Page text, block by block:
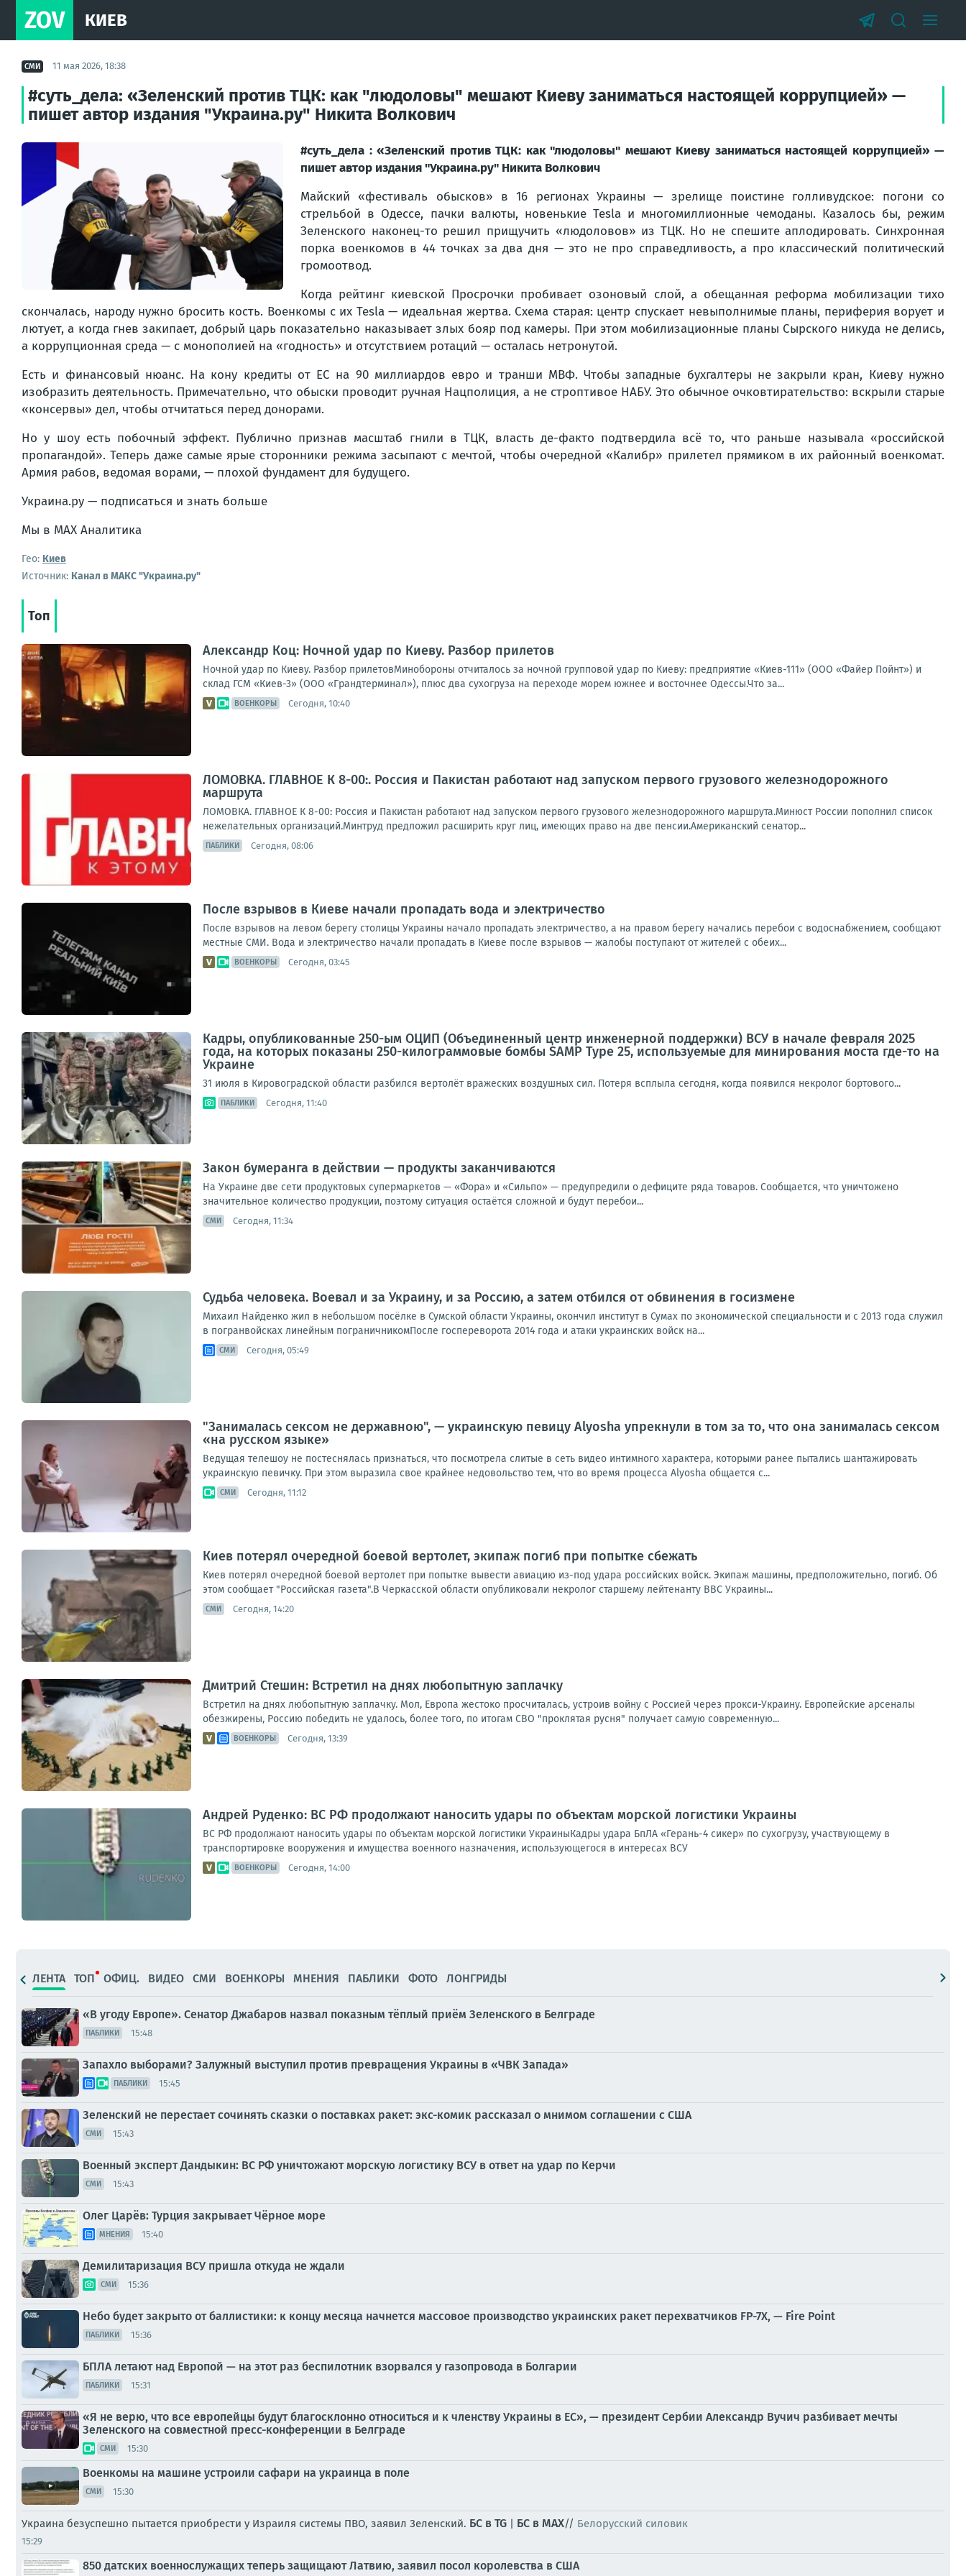
ZOV КИЕВ
СМИ 11 мая 2026, 18:38
#суть_дела: «Зеленский против ТЦК: как "людоловы" мешают Киеву заниматься настоящей коррупцией» —
пишет автор издания "Украина.ру" Никита Волкович
#суть_дела : «Зеленский против ТЦК: как "людоловы" мешают Киеву заниматься настоящей коррупцией» —
пишет автор издания "Украина.ру" Никита Волкович
Майский «фестиваль обысков» в 16 регионах Украины — зрелище поистине голливудское: погони со
стрельбой в Одессе, пачки валюты, новенькие Tesla и многомиллионные чемоданы. Казалось бы, режим
Зеленского наконец-то решил прищучить «людоловов» из ТЦК. Но не спешите аплодировать. Синхронная
порка военкомов в 44 точках за два дня — это не про справедливость, а про классический политический
громоотвод.
Когда рейтинг киевской Просрочки пробивает озоновый слой, а обещанная реформа мобилизации тихо
скончалась, народу нужно бросить кость. Военкомы с их Tesla — идеальная жертва. Схема старая: центр спускает невыполнимые планы, периферия ворует и
лютует, а когда гнев закипает, добрый царь показательно наказывает злых бояр под камеры. При этом мобилизационные планы Сырского никуда не делись,
а коррупционная среда — с монополией на «годность» и отсутствием ротаций — осталась нетронутой.
Есть и финансовый нюанс. На кону кредиты от ЕС на 90 миллиардов евро и транши МВФ. Чтобы западные бухгалтеры не закрыли кран, Киеву нужно
изобразить деятельность. Примечательно, что обыски проводит ручная Нацполиция, а не строптивое НАБУ. Это обычное очковтирательство: вскрыли старые
«консервы» дел, чтобы отчитаться перед донорами.
Но у шоу есть побочный эффект. Публично признав масштаб гнили в ТЦК, власть де-факто подтвердила всё то, что раньше называла «российской
пропагандой». Теперь даже самые ярые сторонники режима засыпают с мечтой, чтобы очередной «Калибр» прилетел прямиком в их районный военкомат.
Армия рабов, ведомая ворами, — плохой фундамент для будущего.
Украина.ру — подписаться и знать больше
Мы в MAX Аналитика
Гео: Киев
Источник: Канал в МАКС "Украина.ру"
Топ
Александр Коц: Ночной удар по Киеву. Разбор прилетов
Ночной удар по Киеву. Разбор прилетовМинобороны отчиталось за ночной групповой удар по Киеву: предприятие «Киев-111» (ООО «Файер Пойнт») и
склад ГСМ «Киев-3» (ООО «Грандтерминал»), плюс два сухогруза на переходе морем южнее и восточнее Одессы.Что за...
ВОЕНКОРЫ Сегодня, 10:40
ЛОМОВКА. ГЛАВНОЕ К 8-00:. Россия и Пакистан работают над запуском первого грузового железнодорожного
маршрута
ЛОМОВКА. ГЛАВНОЕ К 8-00: Россия и Пакистан работают над запуском первого грузового железнодорожного маршрута.Минюст России пополнил список
нежелательных организаций.Минтруд предложил расширить круг лиц, имеющих право на две пенсии.Американский сенатор...
ПАБЛИКИ Сегодня, 08:06
После взрывов в Киеве начали пропадать вода и электричество
После взрывов на левом берегу столицы Украины начало пропадать электричество, а на правом берегу начались перебои с водоснабжением, сообщают
местные СМИ. Вода и электричество начали пропадать в Киеве после взрывов — жалобы поступают от жителей с обеих...
ВОЕНКОРЫ Сегодня, 03:45
Кадры, опубликованные 250-ым ОЦИП (Объединенный центр инженерной поддержки) ВСУ в начале февраля 2025
года, на которых показаны 250-килограммовые бомбы SAMP Type 25, используемые для минирования моста где-то на
Украине
31 июля в Кировоградской области разбился вертолёт вражеских воздушных сил. Потеря всплыла сегодня, когда появился некролог бортового...
ПАБЛИКИ Сегодня, 11:40
Закон бумеранга в действии — продукты заканчиваются
На Украине две сети продуктовых супермаркетов — «Фора» и «Сильпо» — предупредили о дефиците ряда товаров. Сообщается, что уничтожено
значительное количество продукции, поэтому ситуация остаётся сложной и будут перебои...
СМИ Сегодня, 11:34
Судьба человека. Воевал и за Украину, и за Россию, а затем отбился от обвинения в госизмене
Михаил Найденко жил в небольшом посёлке в Сумской области Украины, окончил институт в Сумах по экономической специальности и с 2013 года служил
в погранвойсках линейным пограничникомПосле госпереворота 2014 года и атаки украинских войск на...
СМИ Сегодня, 05:49
"Занималась сексом не державною", — украинскую певицу Alyosha упрекнули в том за то, что она занималась сексом
«на русском языке»
Ведущая телешоу не постеснялась признаться, что посмотрела слитые в сеть видео интимного характера, которыми ранее пытались шантажировать
украинскую певичку. При этом выразила свое крайнее недовольство тем, что во время процесса Alyosha общается с...
СМИ Сегодня, 11:12
Киев потерял очередной боевой вертолет, экипаж погиб при попытке сбежать
Киев потерял очередной боевой вертолет при попытке вывести авиацию из-под удара российских войск. Экипаж машины, предположительно, погиб. Об
этом сообщает "Российская газета".В Черкасской области опубликовали некролог старшему лейтенанту ВВС Украины...
СМИ Сегодня, 14:20
Дмитрий Стешин: Встретил на днях любопытную заплачку
Встретил на днях любопытную заплачку. Мол, Европа жестоко просчиталась, устроив войну с Россией через прокси-Украину. Европейские арсеналы
обезжирены, Россию победить не удалось, более того, по итогам СВО "проклятая русня" получает самую современную...
ВОЕНКОРЫ Сегодня, 13:39
Андрей Руденко: ВС РФ продолжают наносить удары по объектам морской логистики Украины
ВС РФ продолжают наносить удары по объектам морской логистики УкраиныКадры удара БпЛА «Герань-4 сикер» по сухогрузу, участвующему в
транспортировке вооружения и имущества военного назначения, использующегося в интересах ВСУ
ВОЕНКОРЫ Сегодня, 14:00
ЛЕНТА ТОП ОФИЦ. ВИДЕО СМИ ВОЕНКОРЫ МНЕНИЯ ПАБЛИКИ ФОТО ЛОНГРИДЫ
«В угоду Европе». Сенатор Джабаров назвал показным тёплый приём Зеленского в Белграде
ПАБЛИКИ 15:48
Запахло выборами? Залужный выступил против превращения Украины в «ЧВК Запада»
ПАБЛИКИ 15:45
Зеленский не перестает сочинять сказки о поставках ракет: экс-комик рассказал о мнимом соглашении с США
СМИ 15:43
Военный эксперт Дандыкин: ВС РФ уничтожают морскую логистику ВСУ в ответ на удар по Керчи
СМИ 15:43
Олег Царёв: Турция закрывает Чёрное море
МНЕНИЯ 15:40
Демилитаризация ВСУ пришла откуда не ждали
СМИ 15:36
Небо будет закрыто от баллистики: к концу месяца начнется массовое производство украинских ракет перехватчиков FP-7X, — Fire Point
ПАБЛИКИ 15:36
БПЛА летают над Европой — на этот раз беспилотник взорвался у газопровода в Болгарии
ПАБЛИКИ 15:31
«Я не верю, что все европейцы будут благосклонно относиться и к членству Украины в ЕС», — президент Сербии Александр Вучич разбивает мечты
Зеленского на совместной пресс-конференции в Белграде
СМИ 15:30
Военкомы на машине устроили сафари на украинца в поле
СМИ 15:30
Украина безуспешно пытается приобрести у Израиля системы ПВО, заявил Зеленский. БС в TG | БС в МАХ// Белорусский силовик
15:29
850 датских военнослужащих теперь защищают Латвию, заявил посол королевства в США